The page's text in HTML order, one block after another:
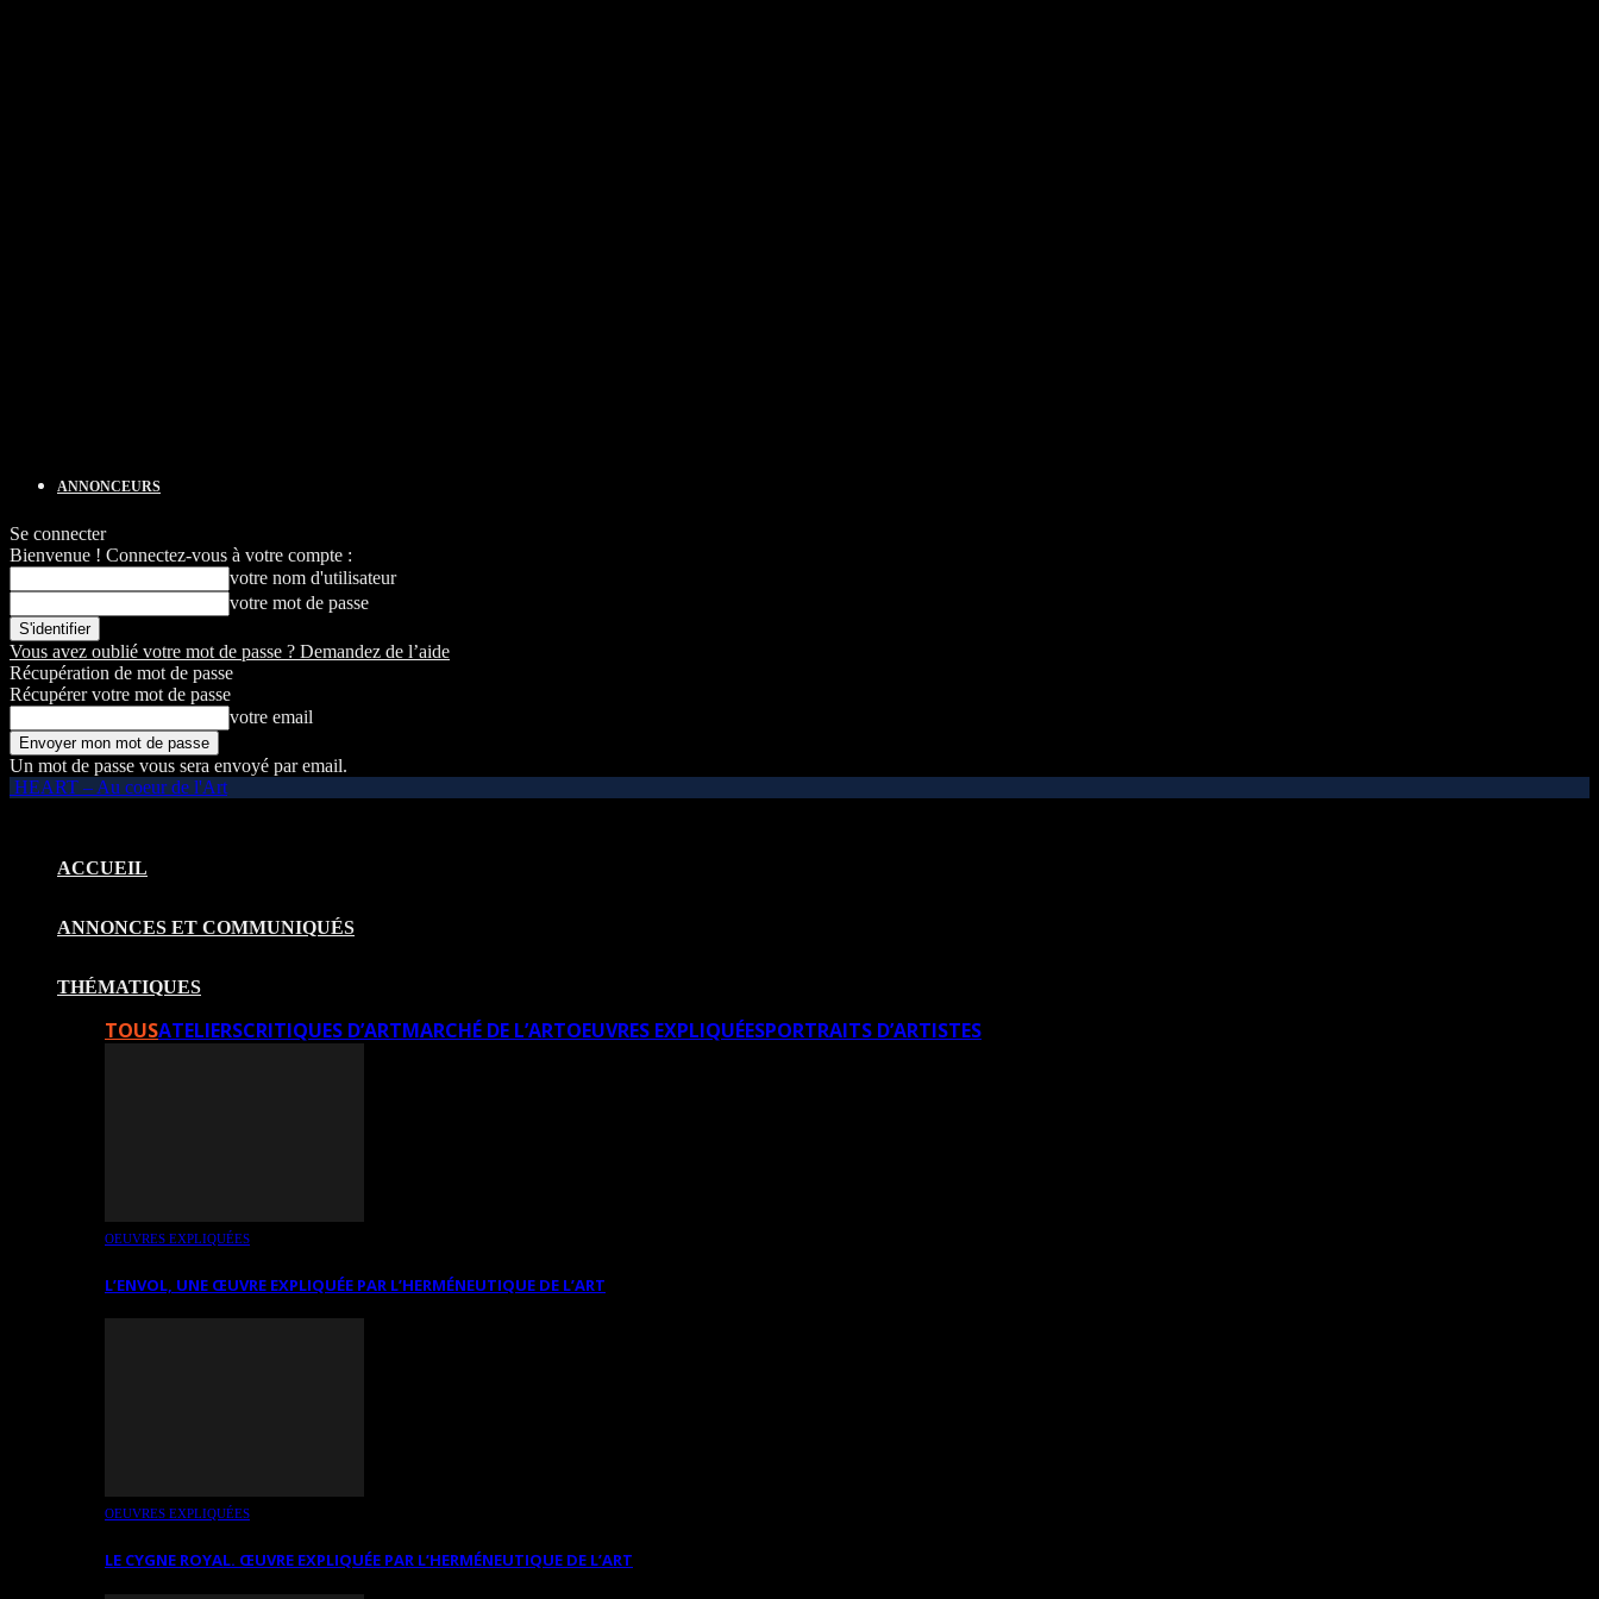
ANNONCEURS
Se connecter
Bienvenue ! Connectez-vous à votre compte :
votre nom d'utilisateur
votre mot de passe
Vous avez oublié votre mot de passe ? Demandez de l’aide
Récupération de mot de passe
Récupérer votre mot de passe
votre email
Un mot de passe vous sera envoyé par email.
HEART – Au coeur de l'Art
ACCUEIL
ANNONCES ET COMMUNIQUÉS
THÉMATIQUES
TOUSATELIERSCRITIQUES D’ARTMARCHÉ DE L’ARTOEUVRES EXPLIQUÉESPORTRAITS D’ARTISTES
OEUVRES EXPLIQUÉES
L’ENVOL, UNE ŒUVRE EXPLIQUÉE PAR L’HERMÉNEUTIQUE DE L’ART
OEUVRES EXPLIQUÉES
LE CYGNE ROYAL. ŒUVRE EXPLIQUÉE PAR L’HERMÉNEUTIQUE DE L’ART